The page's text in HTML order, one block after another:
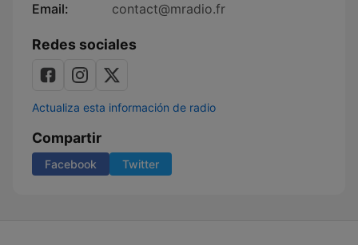
Email:
contact@mradio.fr
Redes sociales
Actualiza esta información de radio
Compartir
Facebook Twitter